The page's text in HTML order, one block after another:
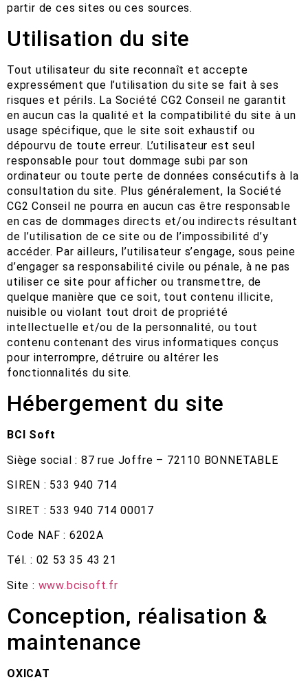
partir de ces sites ou ces sources.
Utilisation du site
Tout utilisateur du site reconnaît et accepte
expressément que l’utilisation du site se fait à ses
risques et périls. La Société CG2 Conseil ne garantit
en aucun cas la qualité et la compatibilité du site à un
usage spécifique, que le site soit exhaustif ou
dépourvu de toute erreur. L’utilisateur est seul
responsable pour tout dommage subi par son
ordinateur ou toute perte de données consécutifs à la
consultation du site. Plus généralement, la Société
CG2 Conseil ne pourra en aucun cas être responsable
en cas de dommages directs et/ou indirects résultant
de l’utilisation de ce site ou de l’impossibilité d’y
accéder. Par ailleurs, l’utilisateur s’engage, sous peine
d’engager sa responsabilité civile ou pénale, à ne pas
utiliser ce site pour afficher ou transmettre, de
quelque manière que ce soit, tout contenu illicite,
nuisible ou violant tout droit de propriété
intellectuelle et/ou de la personnalité, ou tout
contenu contenant des virus informatiques conçus
pour interrompre, détruire ou altérer les
fonctionnalités du site.
Hébergement du site
BCI Soft
Siège social : 87 rue Joffre – 72110 BONNETABLE
SIREN : 533 940 714
SIRET : 533 940 714 00017
Code NAF : 6202A
Tél. : 02 53 35 43 21
Site : www.bcisoft.fr
Conception, réalisation &
maintenance
OXICAT